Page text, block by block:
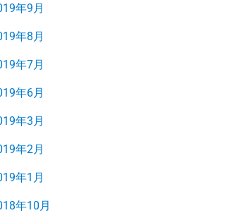
年9月
年8月
年7月
年6月
年3月
年2月
年1月
年10月